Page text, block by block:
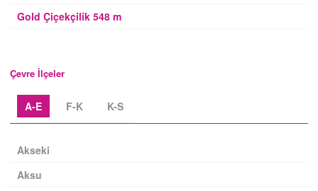
Gold Çiçekçilik 548 m
Çevre İlçeler
A-E F-K K-S
Akseki
Aksu